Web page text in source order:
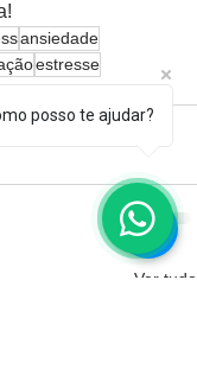
ansiedade
estresse
Ver tudo
posso te ajudar?